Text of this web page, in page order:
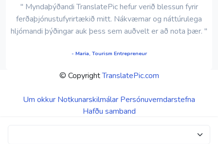
" Myndaþýðandi TranslatePic hefur verið blessun fyrir
ferðaþjónustufyrirtækið mitt. Nákvæmar og náttúrulega
hljómandi þýðingar auk þess sem auðvelt er að nota þær. "
- Maria, Tourism Entrepreneur
© CopyrightTranslatePic.com
Um okkur Notkunarskilmálar Persónuverndarstefna
Hafðu samband